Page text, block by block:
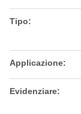
Tipo:
Applicazione:
Evidenziare: